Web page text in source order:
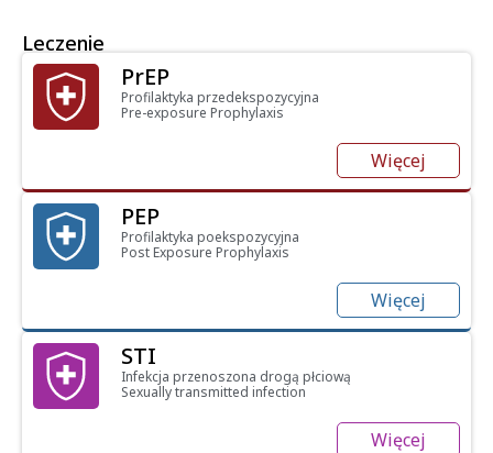
Leczenie
PrEP
Profilaktyka przedekspozycyjna
Pre-exposure Prophylaxis
Więcej
PEP
Profilaktyka poekspozycyjna
Post Exposure Prophylaxis
Więcej
STI
Infekcja przenoszona drogą płciową
Sexually transmitted infection
Więcej